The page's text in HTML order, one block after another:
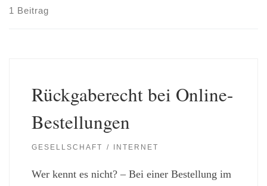
1 Beitrag
Rückgaberecht bei Online-
Bestellungen
GESELLSCHAFT INTERNET
Wer kennt es nicht? – Bei einer Bestellung im